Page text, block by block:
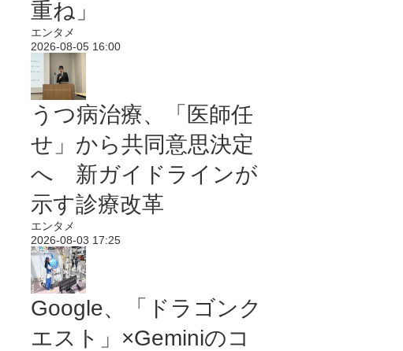
重ね」
エンタメ
2026-08-05 16:00
うつ病治療、「医師任
せ」から共同意思決定
へ 新ガイドラインが
示す診療改革
エンタメ
2026-08-03 17:25
Google、「ドラゴンク
エスト」×Geminiのコ